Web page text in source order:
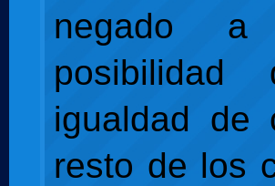
negado
igualdad de
resto de los